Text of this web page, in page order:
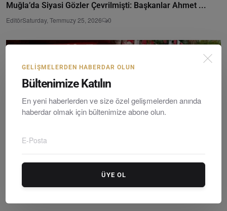
Muğla’da Siyasi Gözler Çevrilmişti: Başkanlar Ahmet ...
EditörSaturday, Temmuzy 25, 2026 0
CHP Bodrum İlçe Örgütü Demokrasi Nöbetinde: Halkın İ...
GELIŞMELERDEN HABERDAR OLUN
Bültenimize Katılın
En yeni haberlerden ve size özel gelişmelerden anında
haberdar olmak için bültenimize abone olun.
ÜYE OL